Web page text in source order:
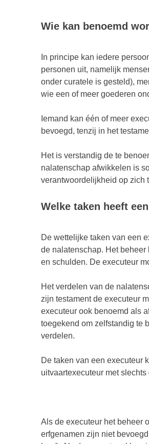
Wie kan benoemd
In principe kan iedere
personen uit, namelijk
onder curatele is gesteld),
wie een of meer goederen
Iemand kan één of meer
bevoegd, tenzij in het
Het is verstandig de te
nalatenschap afwikkelen is
verantwoordelijkheid op zich
Welke taken heeft
De wettelijke taken van een
de nalatenschap. Het
en schulden. De executeur
Het verdelen van de
zijn testament de executeur
executeur ook benoemd als
toegekend om zelfstandig te
verdelen.
De taken van een executeur
uitvaartexecuteur met
Als de executeur het beheer
erfgenamen zijn niet